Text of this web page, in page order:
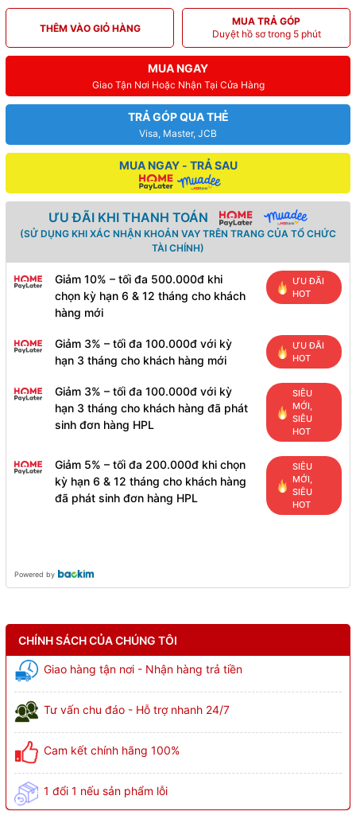
THÊM VÀO GIỎ HÀNG
MUA TRẢ GÓP
Duyệt hồ sơ trong 5 phút
MUA NGAY
Giao Tận Nơi Hoặc Nhận Tại Cửa Hàng
TRẢ GÓP QUA THẺ
Visa, Master, JCB
MUA NGAY - TRẢ SAU
ƯU ĐÃI KHI THANH TOÁN
(SỬ DỤNG KHI XÁC NHẬN KHOẢN VAY TRÊN TRANG CỦA TỔ CHỨC
TÀI CHÍNH)
Giảm 10% – tối đa 500.000đ khi
chọn kỳ hạn 6 & 12 tháng cho khách
hàng mới
ƯU ĐÃI
HOT
Giảm 3% – tối đa 100.000đ với kỳ
hạn 3 tháng cho khách hàng mới
ƯU ĐÃI
HOT
Giảm 3% – tối đa 100.000đ với kỳ
hạn 3 tháng cho khách hàng đã phát
sinh đơn hàng HPL
SIÊU
MỚI,
SIÊU
HOT
Giảm 5% – tối đa 200.000đ khi chọn
kỳ hạn 6 & 12 tháng cho khách hàng
đã phát sinh đơn hàng HPL
SIÊU
MỚI,
SIÊU
HOT
Powered by
CHÍNH SÁCH CỦA CHÚNG TÔI
Giao hàng tận nơi - Nhận hàng trả tiền
Tư vấn chu đáo - Hỗ trợ nhanh 24/7
Cam kết chính hãng 100%
1 đổi 1 nếu sản phẩm lỗi